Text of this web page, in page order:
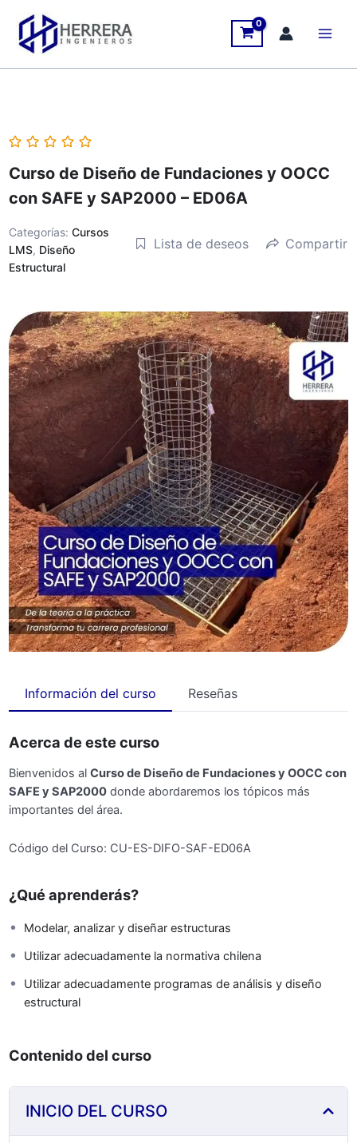
contenido
Curso de Diseño de Fundaciones y OOCC
con SAFE y SAP2000 – ED06A
Categorías: Cursos
LMS, Diseño
Estructural
Lista de deseos Compartir
Información del curso Reseñas
Acerca de este curso
Bienvenidos al Curso de Diseño de Fundaciones y OOCC con
SAFE y SAP2000donde abordaremos los tópicos más
importantes del área.
Código del Curso: CU-ES-DIFO-SAF-ED06A
¿Qué aprenderás?
Modelar, analizar y diseñar estructuras
Utilizar adecuadamente la normativa chilena
Utilizar adecuadamente programas de análisis y diseño
estructural
Contenido del curso
INICIO DEL CURSO